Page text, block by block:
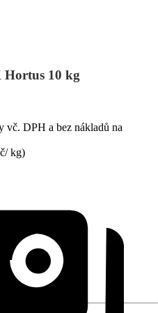
10 kg
DPH a bez nákladů na
/ kg)